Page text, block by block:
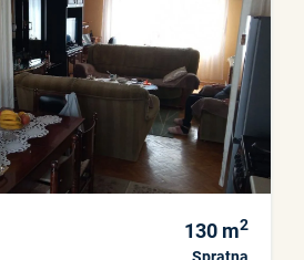
130 m2